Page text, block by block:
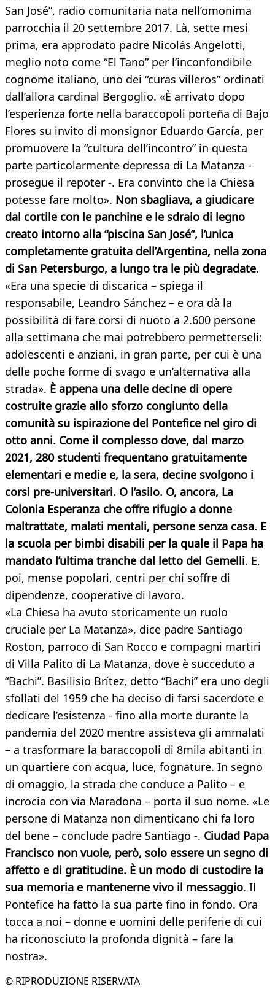
San José”, radio comunitaria nata nell’omonima
parrocchia il 20 settembre 2017. Là, sette mesi
prima, era approdato padre Nicolás Angelotti,
meglio noto come “El Tano” per l’inconfondibile
cognome italiano, uno dei “curas villeros” ordinati
dall’allora cardinal Bergoglio. «È arrivato dopo
l’esperienza forte nella baraccopoli porteña di Bajo
Flores su invito di monsignor Eduardo García, per
promuovere la “cultura dell’incontro” in questa
parte particolarmente depressa di La Matanza -
prosegue il repoter -. Era convinto che la Chiesa
potesse fare molto». Non sbagliava, a giudicare
dal cortile con le panchine e le sdraio di legno
creato intorno alla “piscina San José”, l’unica
completamente gratuita dell’Argentina, nella zona
di San Petersburgo, a lungo tra le più degradate.
«Era una specie di discarica – spiega il
responsabile, Leandro Sánchez – e ora dà la
possibilità di fare corsi di nuoto a 2.600 persone
alla settimana che mai potrebbero permetterseli:
adolescenti e anziani, in gran parte, per cui è una
delle poche forme di svago e un’alternativa alla
strada». È appena una delle decine di opere
costruite grazie allo sforzo congiunto della
comunità su ispirazione del Pontefice nel giro di
otto anni. Come il complesso dove, dal marzo
2021, 280 studenti frequentano gratuitamente
elementari e medie e, la sera, decine svolgono i
corsi pre-universitari. O l’asilo. O, ancora, La
Colonia Esperanza che offre rifugio a donne
maltrattate, malati mentali, persone senza casa. E
la scuola per bimbi disabili per la quale il Papa ha
mandato l’ultima tranche dal letto del Gemelli. E,
poi, mense popolari, centri per chi soffre di
dipendenze, cooperative di lavoro.
«La Chiesa ha avuto storicamente un ruolo
cruciale per La Matanza», dice padre Santiago
Roston, parroco di San Rocco e compagni martiri
di Villa Palito di La Matanza, dove è succeduto a
“Bachi”. Basilisio Brítez, detto “Bachi” era uno degli
sfollati del 1959 che ha deciso di farsi sacerdote e
dedicare l’esistenza - fino alla morte durante la
pandemia del 2020 mentre assisteva gli ammalati
– a trasformare la baraccopoli di 8mila abitanti in
un quartiere con acqua, luce, fognature. In segno
di omaggio, la strada che conduce a Palito – e
incrocia con via Maradona – porta il suo nome. «Le
persone di Matanza non dimenticano chi fa loro
del bene – conclude padre Santiago -. Ciudad Papa
Francisco non vuole, però, solo essere un segno di
affetto e di gratitudine. È un modo di custodire la
sua memoria e mantenerne vivo il messaggio. Il
Pontefice ha fatto la sua parte fino in fondo. Ora
tocca a noi – donne e uomini delle periferie di cui
ha riconosciuto la profonda dignità – fare la
nostra».
© RIPRODUZIONE RISERVATA